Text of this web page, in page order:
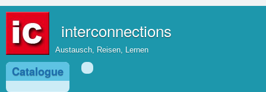
interconnections
Austausch, Reisen, Lernen
Catalogue